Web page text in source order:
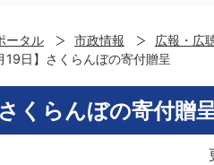
ータル 市政情報 広報・広
19日】さくらんぼの寄付贈呈
くらんぼの寄付贈